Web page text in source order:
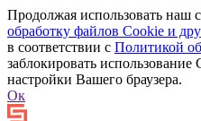
Продолжая использовать наш
обработку файлов Сookie и
в соответствии с Политикой
заблокировать
настройки Вашего браузера.
Ок